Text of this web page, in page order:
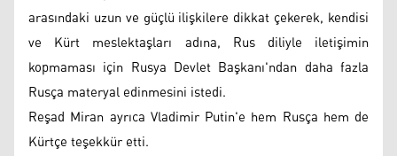
arasındaki uzun ve güçlü ilişkilere dikkat çekerek, kendisi
ve Kürt meslektaşları adına, Rus diliyle iletişimin
kopmaması için Rusya Devlet Başkanı'ndan daha fazla
Rusça materyal edinmesini istedi.
Reşad Miran ayrıca Vladimir Putin'e hem Rusça hem de
Kürtçe teşekkür etti.